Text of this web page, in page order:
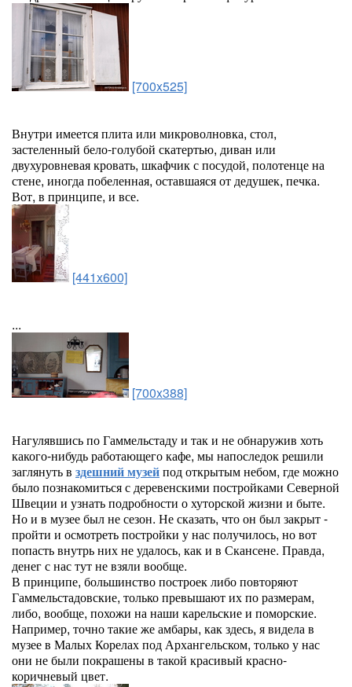
[700x525]
Внутри имеется плита или микроволновка, стол,
застеленный бело-голубой скатертью, диван или
двухуровневая кровать, шкафчик с посудой, полотенце на
стене, иногда побеленная, оставшаяся от дедушек, печка.
Вот, в принципе, и все.
[441x600]
...
[700x388]
Нагулявшись по Гаммельстаду и так и не обнаружив хоть
какого-нибудь работающего кафе, мы напоследок решили
заглянуть в здешний музейпод открытым небом, где можно
было познакомиться с деревенскими постройками Северной
Швеции и узнать подробности о хуторской жизни и быте.
Но и в музее был не сезон. Не сказать, что он был закрыт -
пройти и осмотреть постройки у нас получилось, но вот
попасть внутрь них не удалось, как и в Скансене. Правда,
денег с нас тут не взяли вообще.
В принципе, большинство построек либо повторяют
Гаммельстадовские, только превышают их по размерам,
либо, вообще, похожи на наши карельские и поморские.
Например, точно такие же амбары, как здесь, я видела в
музее в Малых Корелах под Архангельском, только у нас
они не были покрашены в такой красивый красно-
коричневый цвет.